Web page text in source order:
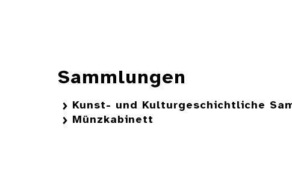
Sammlungen
Kunst- und Kulturgeschichtliche
Münzkabinett